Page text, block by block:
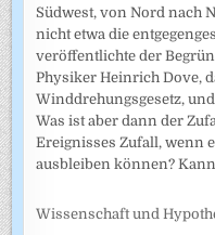
Südwest, von Nord nach
nicht etwa die
veröffentlichte der
Physiker Heinrich Dove,
Winddrehungsgesetz,
Was ist aber dann der
Ereignisses Zufall, wenn
ausbleiben können?
Wissenschaft und